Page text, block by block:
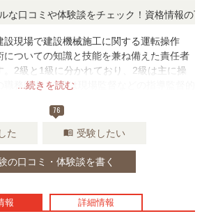
コミや体験談をチェック！資格情報の下か
...続きを読む
現場で建設機械施工に関する運転操作
ついての知識と技能を兼ね備えた責任者
。2級と1級に分かれており、2級は主に操
職務能力、1級は現場監督などの指導監督的
た
76
menu_book 受験したい
の口コミ・体験談を書く
報 詳細情報